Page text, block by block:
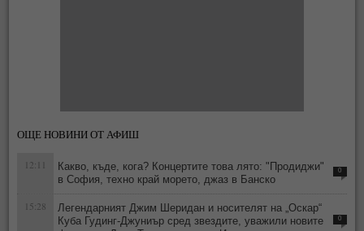
ОЩЕ НОВИНИ ОТ АФИШ
12:11
Какво, къде, кога? Концертите това лято: "Продиджи"
в София, техно край морето, джаз в Банско
0
15:28
Легендарният Джим Шеридан и носителят на „Оскар“
Куба Гудинг-Джуниър сред звездите, уважили новите
0